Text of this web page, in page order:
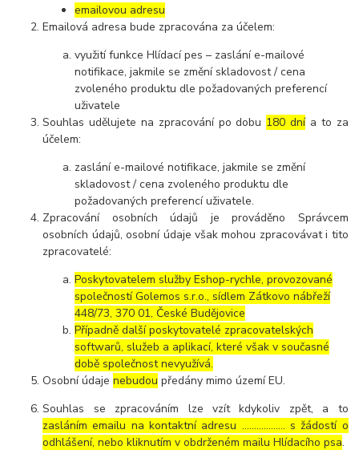
emailovou adresu
Emailová adresa bude zpracována za účelem:
využití funkce Hlídací pes – zaslání e-mailové
notifikace, jakmile se změní skladovost / cena
zvoleného produktu dle požadovaných preferencí
uživatele
Souhlas udělujete na zpracování po dobu 180 dnía to za
účelem:
zaslání e-mailové notifikace, jakmile se změní
skladovost / cena zvoleného produktu dle
požadovaných preferencí uživatele.
Zpracování osobních údajů je prováděno Správcem
osobních údajů, osobní údaje však mohou zpracovávat i tito
zpracovatelé:
Poskytovatelem služby Eshop-rychle, provozované
společností Golemos s.r.o., sídlem Zátkovo nábřeží
448/73, 370 01, České Budějovice
Případně další poskytovatelé zpracovatelských
softwarů, služeb a aplikací, které však v současné
době společnost nevyužívá.
Osobní údajenebudou předány mimo území EU.
Souhlas se zpracováním lze vzít kdykoliv zpět, a to
zasláním emailu na kontaktní adresu ..……………. s žádostí o
odhlášení, nebo kliknutím v obdrženém mailu Hlídacího psa.